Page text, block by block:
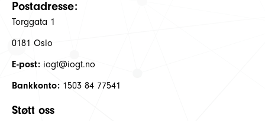
Postadresse:
Torggata 1
0181 Oslo
E-post: iogt@iogt.no
Bankkonto: 1503 84 77541
Støtt oss